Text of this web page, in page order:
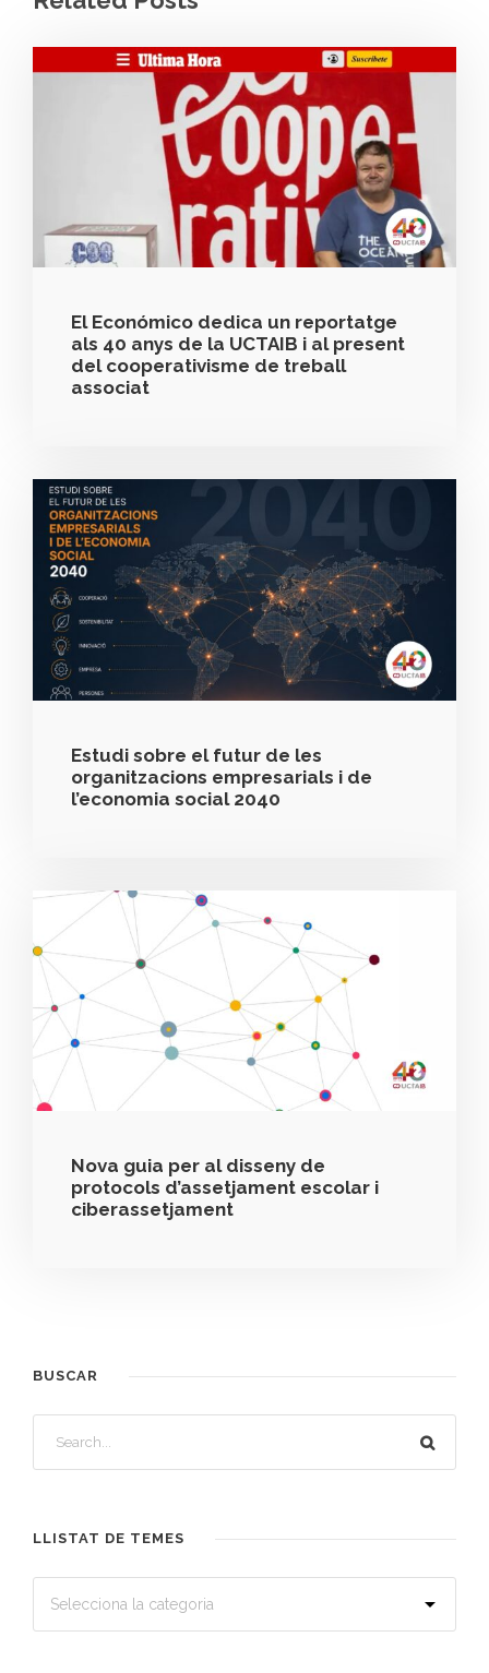
El Económico dedica un reportatge
als 40 anys de la UCTAIB i al present
del cooperativisme de treball
associat
Estudi sobre el futur de les
organitzacions empresarials i de
l’economia social 2040
Nova guia per al disseny de
protocols d’assetjament escolar i
ciberassetjament
BUSCAR
LLISTAT DE TEMES